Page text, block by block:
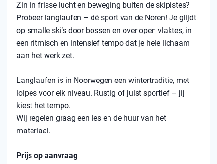
Zin in frisse lucht en beweging buiten de skipistes?
Probeer langlaufen – dé sport van de Noren! Je glijdt
op smalle ski’s door bossen en over open vlaktes, in
een ritmisch en intensief tempo dat je hele lichaam
aan het werk zet.
Langlaufen is in Noorwegen een wintertraditie, met
loipes voor elk niveau. Rustig of juist sportief – jij
kiest het tempo.
Wij regelen graag een les en de huur van het
materiaal.
Prijs op aanvraag